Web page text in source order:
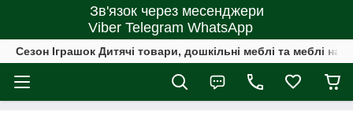
Зв'язок через месенджери
Viber Telegram WhatsApp
Сезон Іграшок Дитячі товари, дошкільні меблі та меблі на